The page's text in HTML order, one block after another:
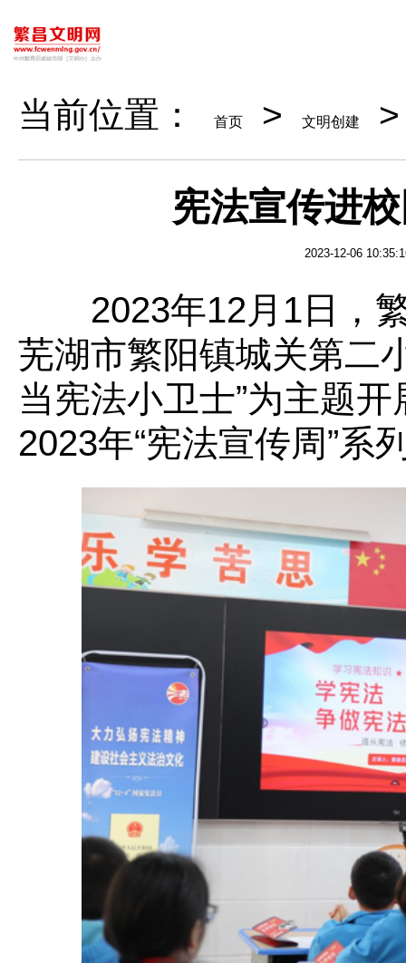
当前位置： 首页 > 文明创建
宪法宣传进
2023-12-06
2023年12月1日，繁
芜湖市繁阳镇城关第二
当宪法小卫士”为主题
2023年“宪法宣传周”系